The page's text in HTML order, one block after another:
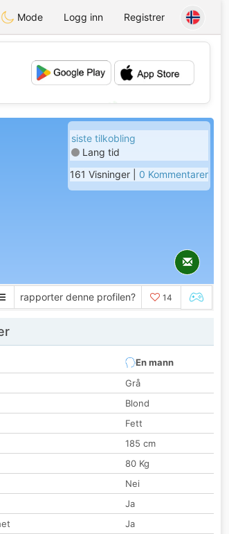
Mode Logg inn Registrer
💕
siste tilkobling
Lang tid
161 Visninger | 0 Kommentarer
rapporter denne profilen? 14
En mann
Grå
Blond
Fett
185 cm
80 Kg
Nei
Ja
Ja